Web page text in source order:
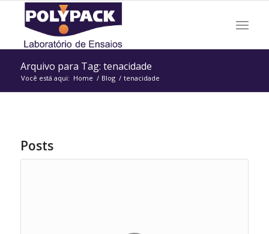
Arquivo para Tag: tenacidade
Você está aqui: Home / Blog / tenacidade
Posts